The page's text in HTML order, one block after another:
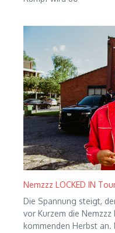
Nemzzz LOCKED IN
Die Spannung steigt,
vor Kurzem die Nemzzz
kommenden Herbst an.